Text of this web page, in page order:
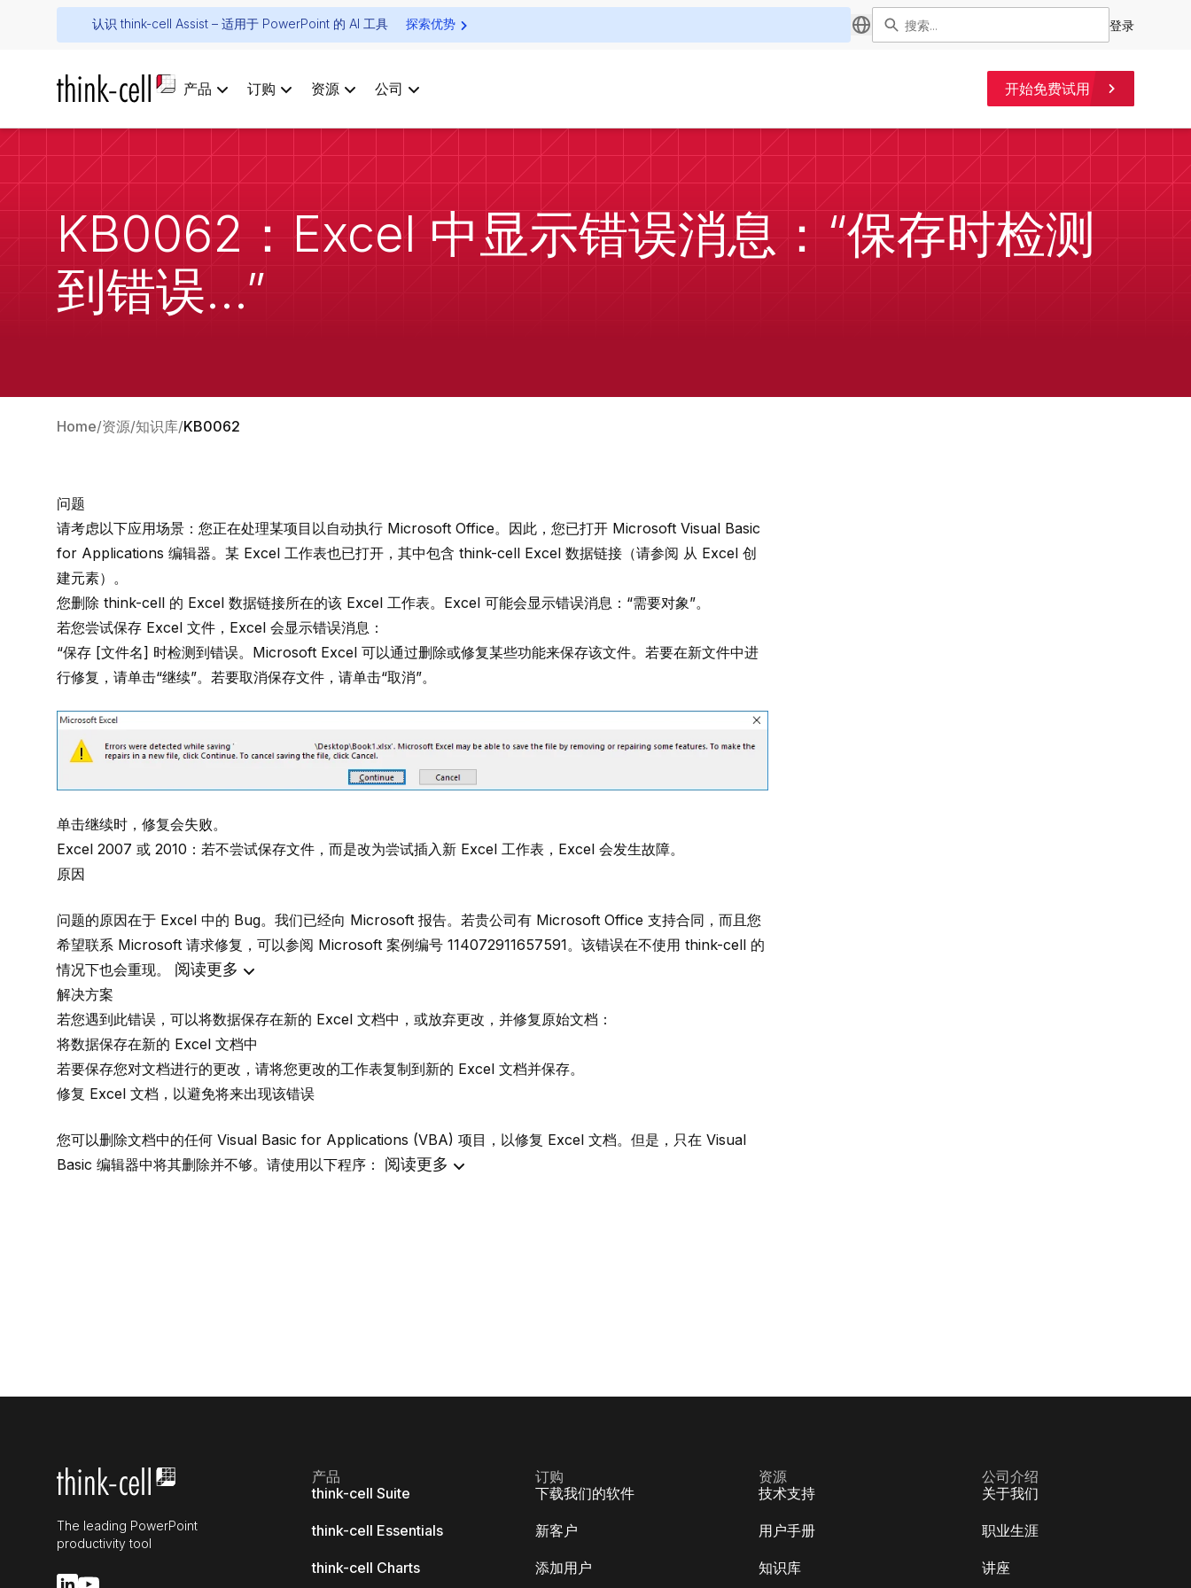
认识 think-cell Assist – 适用于 PowerPoint 的 AI 工具 探索优势 登录
产品 订购 资源 公司 开始免费试用
KB0062：Excel 中显示错误消息：“保存时检测
到错误...”
Home 资源 知识库 KB0062
问题
请考虑以下应用场景：您正在处理某项目以自动执行 Microsoft Office。因此，您已打开 Microsoft Visual Basic
for Applications 编辑器。某 Excel 工作表也已打开，其中包含 think-cell Excel 数据链接（请参阅 从 Excel 创
建元素）。
您删除 think-cell 的 Excel 数据链接所在的该 Excel 工作表。Excel 可能会显示错误消息：“需要对象”。
若您尝试保存 Excel 文件，Excel 会显示错误消息：
“保存 [文件名] 时检测到错误。Microsoft Excel 可以通过删除或修复某些功能来保存该文件。若要在新文件中进
行修复，请单击“继续”。若要取消保存文件，请单击“取消”。
单击继续时，修复会失败。
Excel 2007 或 2010：若不尝试保存文件，而是改为尝试插入新 Excel 工作表，Excel 会发生故障。
原因
问题的原因在于 Excel 中的 Bug。我们已经向 Microsoft 报告。若贵公司有 Microsoft Office 支持合同，而且您
希望联系 Microsoft 请求修复，可以参阅 Microsoft 案例编号 114072911657591。该错误在不使用 think-cell 的
情况下也会重现。 阅读更多
解决方案
若您遇到此错误，可以将数据保存在新的 Excel 文档中，或放弃更改，并修复原始文档：
将数据保存在新的 Excel 文档中
若要保存您对文档进行的更改，请将您更改的工作表复制到新的 Excel 文档并保存。
修复 Excel 文档，以避免将来出现该错误
您可以删除文档中的任何 Visual Basic for Applications (VBA) 项目，以修复 Excel 文档。但是，只在 Visual
Basic 编辑器中将其删除并不够。请使用以下程序： 阅读更多
The leading PowerPoint
productivity tool
产品
think-cell Suite
think-cell Essentials
think-cell Charts
订购
下载我们的软件
新客户
添加用户
资源
技术支持
用户手册
知识库
公司介绍
关于我们
职业生涯
讲座